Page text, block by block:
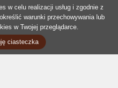
w celu realizacji usług i zgodnie z
warunki przechowywania lub
w Twojej przeglądarce.
ciasteczka